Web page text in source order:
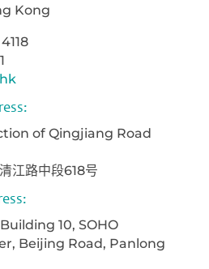
Kong
of Qingjiang Road
江路中段618号
10, SOHO
Beijing Road, Panlong